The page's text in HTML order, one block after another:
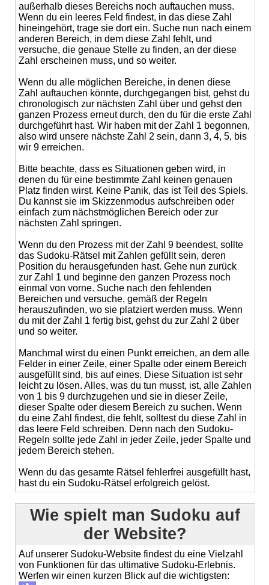
außerhalb dieses Bereichs noch auftauchen muss.
Wenn du ein leeres Feld findest, in das diese Zahl
hineingehört, trage sie dort ein. Suche nun nach einem
anderen Bereich, in dem diese Zahl fehlt, und
versuche, die genaue Stelle zu finden, an der diese
Zahl erscheinen muss, und so weiter.
Wenn du alle möglichen Bereiche, in denen diese
Zahl auftauchen könnte, durchgegangen bist, gehst du
chronologisch zur nächsten Zahl über und gehst den
ganzen Prozess erneut durch, den du für die erste Zahl
durchgeführt hast. Wir haben mit der Zahl 1 begonnen,
also wird unsere nächste Zahl 2 sein, dann 3, 4, 5, bis
wir 9 erreichen.
Bitte beachte, dass es Situationen geben wird, in
denen du für eine bestimmte Zahl keinen genauen
Platz finden wirst. Keine Panik, das ist Teil des Spiels.
Du kannst sie im Skizzenmodus aufschreiben oder
einfach zum nächstmöglichen Bereich oder zur
nächsten Zahl springen.
Wenn du den Prozess mit der Zahl 9 beendest, sollte
das Sudoku-Rätsel mit Zahlen gefüllt sein, deren
Position du herausgefunden hast. Gehe nun zurück
zur Zahl 1 und beginne den ganzen Prozess noch
einmal von vorne. Suche nach den fehlenden
Bereichen und versuche, gemäß der Regeln
herauszufinden, wo sie platziert werden muss. Wenn
du mit der Zahl 1 fertig bist, gehst du zur Zahl 2 über
und so weiter.
Manchmal wirst du einen Punkt erreichen, an dem alle
Felder in einer Zeile, einer Spalte oder einem Bereich
ausgefüllt sind, bis auf eines. Diese Situation ist sehr
leicht zu lösen. Alles, was du tun musst, ist, alle Zahlen
von 1 bis 9 durchzugehen und sie in dieser Zeile,
dieser Spalte oder diesem Bereich zu suchen. Wenn
du eine Zahl findest, die fehlt, solltest du diese Zahl in
das leere Feld schreiben. Denn nach den Sudoku-
Regeln sollte jede Zahl in jeder Zeile, jeder Spalte und
jedem Bereich stehen.
Wenn du das gesamte Rätsel fehlerfrei ausgefüllt hast,
hast du ein Sudoku-Rätsel erfolgreich gelöst.
Wie spielt man Sudoku auf
der Website?
Auf unserer Sudoku-Website findest du eine Vielzahl
von Funktionen für das ultimative Sudoku-Erlebnis.
Werfen wir einen kurzen Blick auf die wichtigsten: